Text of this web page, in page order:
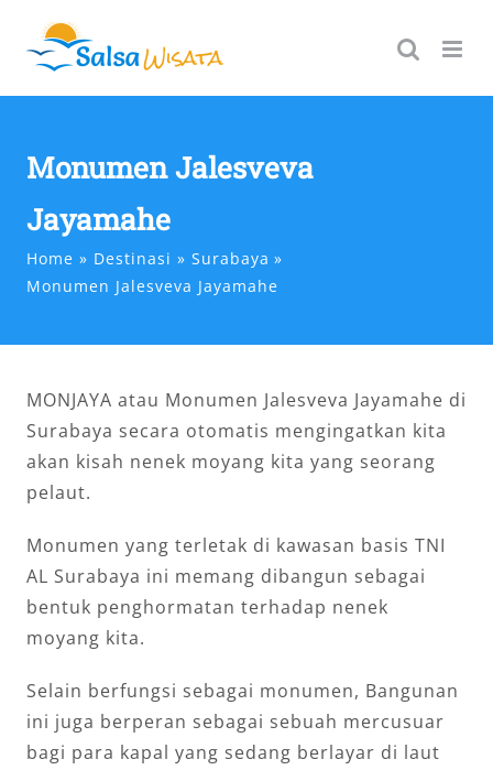
content
Monumen Jalesveva
Jayamahe
Home Destinasi
Surabaya
Monumen Jalesveva Jayamahe
MONJAYA atau Monumen Jalesveva Jayamahe di
Surabaya secara otomatis mengingatkan kita
akan kisah nenek moyang kita yang seorang
pelaut.
Monumen yang terletak di kawasan basis TNI
AL Surabaya ini memang dibangun sebagai
bentuk penghormatan terhadap nenek
moyang kita.
Selain berfungsi sebagai monumen, Bangunan
ini juga berperan sebagai sebuah mercusuar
bagi para kapal yang sedang berlayar di laut